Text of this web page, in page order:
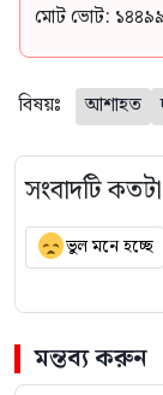
মোট ভোট: ১৪৪৯৯
বিষয়ঃ আশাহত
সংবাদটি
ভুল মনে হচ্ছে
মন্তব্য করুন